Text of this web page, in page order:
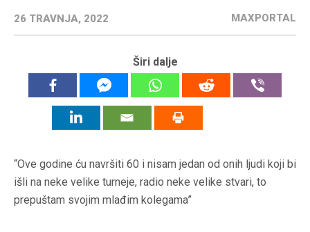
26 TRAVNJA, 2022 MAXPORTAL
Širi dalje
“Ove godine ću navršiti 60 i nisam jedan od onih ljudi koji bi
išli na neke velike turneje, radio neke velike stvari, to
prepuštam svojim mlađim kolegama”